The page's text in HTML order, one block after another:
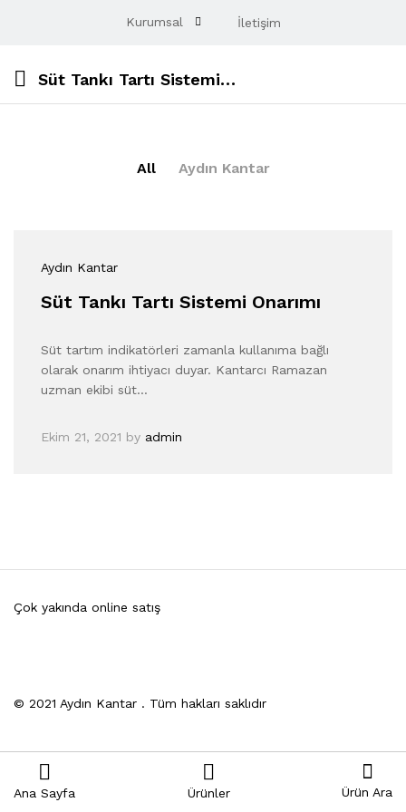
Kurumsal İletişim
Süt Tankı Tartı Sistemi Onarımı
All Aydın Kantar
Aydın Kantar
Süt Tankı Tartı Sistemi Onarımı
Süt tartım indikatörleri zamanla kullanıma bağlı
olarak onarım ihtiyacı duyar. Kantarcı Ramazan
uzman ekibi süt…
Ekim 21, 2021 by admin
© 2021 Aydın Kantar . Tüm hakları saklıdır
Çok yakında online satış
Ana Sayfa Ürünler Ürün Ara